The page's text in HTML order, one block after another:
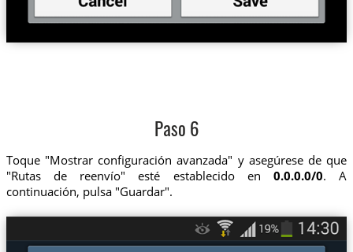
Paso 6
Toque "Mostrar configuración avanzada" y asegúrese de que
"Rutas de reenvío" esté establecido en0.0.0.0/0. A
continuación, pulsa "Guardar".